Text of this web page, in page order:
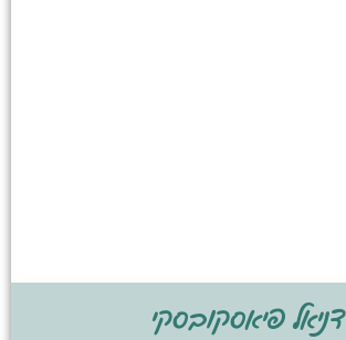
דניאל פיאסקובסקי